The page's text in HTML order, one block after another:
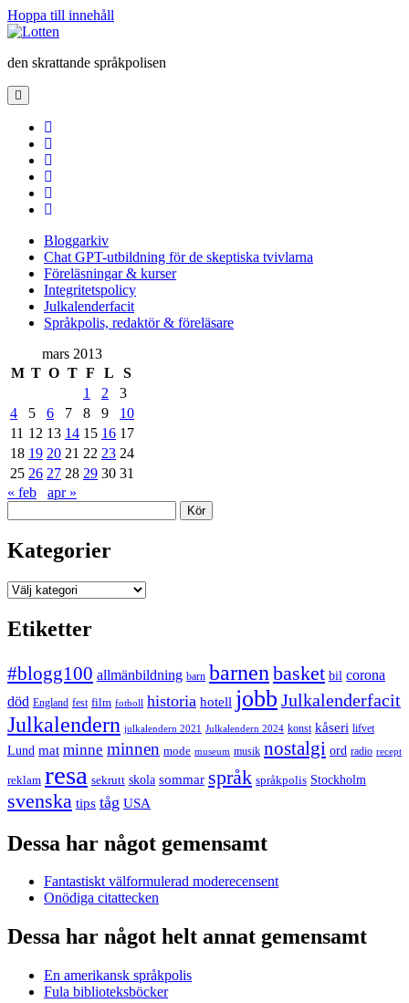
Hoppa till innehåll
Lotten
den skrattande språkpolisen
öppna
primär
Bloggarkiv
Chat GPT-utbildning för de skeptiska tvivlarna
Föreläsningar & kurser
Integritetspolicy
Julkalenderfacit
Språkpolis, redaktör & föreläsare
Sidopanel
mars 2013
M T O T F L
S
1
2
3
4
5 6 7 8 9
10
11 12 13 14 15 16 17
18 19 20 21 22 23 24
25 26 27 28 29 30 31
« feb
apr »
Kategorier
Kategorier
Etiketter
#blogg100 allmänbildning barn barnen basket bil corona
död England fest film fotboll historia hotell jobb Julkalenderfacit
Julkalendern julkalendern 2021 Julkalendern 2024 konst kåseri lifvet
Lund mat minne minnen mode museum musik nostalgi ord radio recept
reklam resa sekrutt skola sommar språk språkpolis Stockholm
svenska tips tåg USA
Dessa har något gemensamt
Fantastiskt välformulerad moderecensent
Onödiga citattecken
Dessa har något helt annat gemensamt
En amerikansk språkpolis
Fula biblioteksböcker